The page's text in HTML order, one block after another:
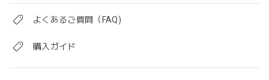
よくあるご質問（FAQ)
購入ガイド